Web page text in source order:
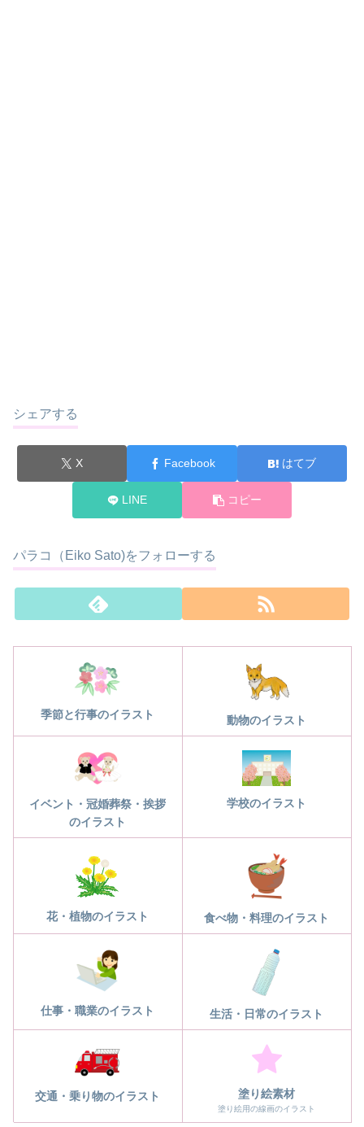
シェアする
X Facebook はてブ
LINE コピー
パラコ（Eiko Sato)をフォローする
季節と行事のイラスト 動物のイラスト
イベント・冠婚葬祭・挨拶
のイラスト
学校のイラスト
花・植物のイラスト 食べ物・料理のイラスト
仕事・職業のイラスト 生活・日常のイラスト
交通・乗り物のイラスト 塗り絵素材
塗り絵用の線画のイラスト